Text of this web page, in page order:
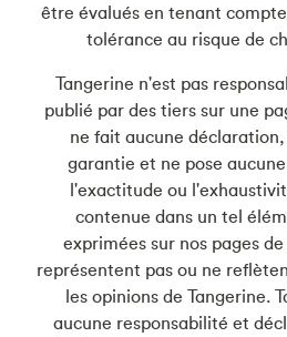
être évalués en tenant
tolérance au risque de
Tangerine n'est pas
publié par des tiers sur une
ne fait aucune
garantie et ne pose
l'exactitude ou
contenue dans un tel
exprimées sur nos pages
représentent pas ou ne
les opinions de Tangerine.
aucune responsabilité et